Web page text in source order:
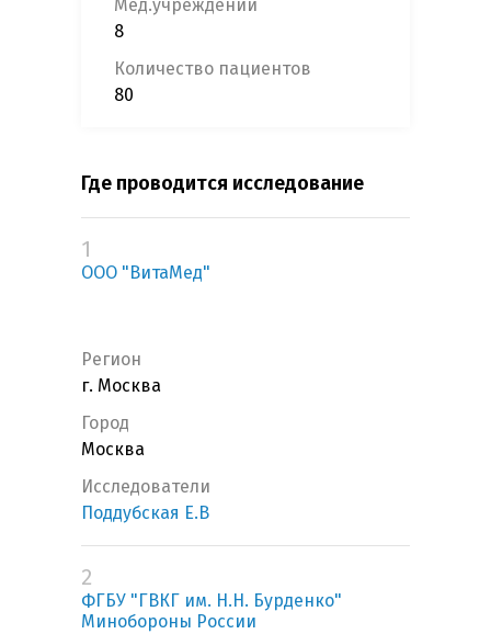
Мед.учреждений
8
Количество пациентов
80
Где проводится исследование
1
ООО "ВитаМед"
Регион
г. Москва
Город
Москва
Исследователи
Поддубская Е.В
2
ФГБУ "ГВКГ им. Н.Н. Бурденко"
Минобороны России